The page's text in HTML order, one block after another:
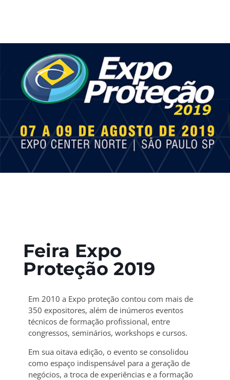
Feira Expo
Proteção 2019
Em 2010 a Expo proteção contou com mais de
350 expositores, além de inúmeros eventos
técnicos de formação profissional, entre
congressos, seminários, workshops e cursos.
​Em sua oitava edição, o evento se consolidou
como espaço indispensável para a geração de
negócios, a troca de experiências e a formação